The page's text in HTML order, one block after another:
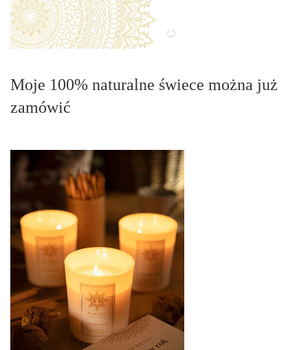
Moje 100% naturalne świece można już
zamówić